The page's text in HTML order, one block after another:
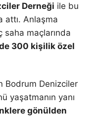
Derneği ile bu
attı. Anlaşma
saha maçlarında
300 kişilik özel
Bodrum Denizciler
yaşatmanın yanı
gönülden